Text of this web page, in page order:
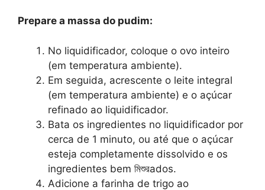
Prepare a massa do pudim:
No liquidificador, coloque o ovo inteiro
(em temperatura ambiente).
Em seguida, acrescente o leite integral
(em temperatura ambiente) e o açúcar
refinado ao liquidificador.
Bata os ingredientes no liquidificador por
cerca de 1 minuto, ou até que o açúcar
esteja completamente dissolvido e os
ingredientes bem মিশুরados.
Adicione a farinha de trigo ao